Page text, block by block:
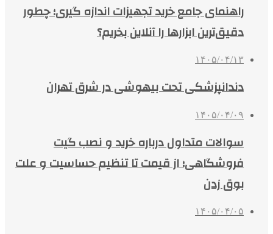
راهنمای جامع خرید تجهیزات اندازه گیری؛ چطور
دقیق‌ترین ابزارها را آنلاین بخریم؟
۱۴۰۵/۰۴/۱۳
دندانپزشکی تحت بیهوشی در شرق تهران
۱۴۰۵/۰۴/۰۹
سوالات متداول درباره خرید و نصب گیت
فروشگاهی؛ از قیمت تا تنظیم حساسیت و علت
بوق زدن
۱۴۰۵/۰۴/۰۵